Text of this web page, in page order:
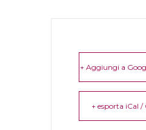
+ Aggiungi a
+ esporta iCal